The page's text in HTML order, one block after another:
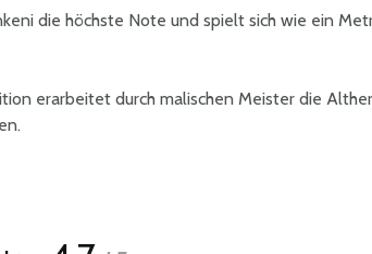
die höchste Note und spielt sich wie ein
erarbeitet durch malischen Meister die